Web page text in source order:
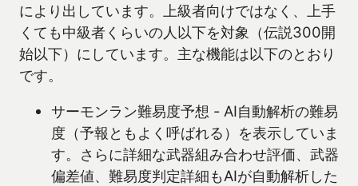
により出しています。上級者向けではなく、上手
くても中級者くらいの人以下を対象（伝説300開
始以下）にしています。主な機能は以下のとおり
です。
サーモンラン難易度予想 - AI自動解析の難易
度（予報ともよく呼ばれる）を表示していま
す。さらに詳細な武器組み合わせ評価、武器
偏差値、難易度判定詳細もAIが自動解析した